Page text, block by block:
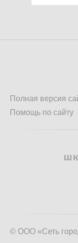
Полная версия
Помощь по сайту
© ООО «Сеть